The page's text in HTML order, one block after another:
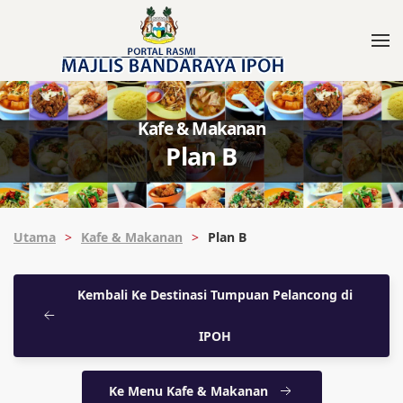
Kafe & Makanan
Plan B
Utama Kafe & Makanan Plan B
Kembali Ke Destinasi Tumpuan Pelancong di
IPOH
Ke Menu Kafe & Makanan